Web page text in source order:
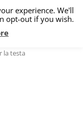
gatti, cani, cucina e
la testa
experience. We'll
opt-out if you wish.